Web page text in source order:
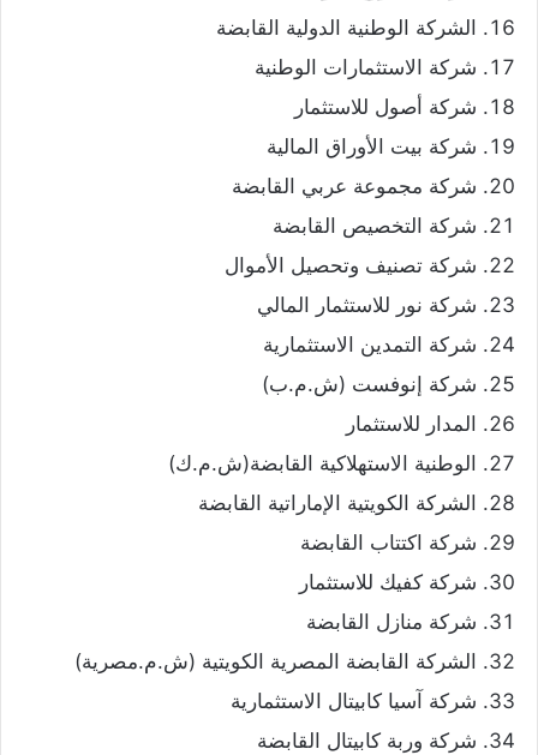
الشركة الوطنية الدولية القابضة
شركة الاستثمارات الوطنية
شركة أصول للاستثمار
شركة بيت الأوراق المالية
شركة مجموعة عربي القابضة
شركة التخصيص القابضة
شركة تصنيف وتحصيل الأموال
شركة نور للاستثمار المالي
شركة التمدين الاستثمارية
شركة إنوفست (ش.م.ب)
المدار للاستثمار
الوطنية الاستهلاكية القابضة(ش.م.ك)
الشركة الكويتية الإماراتية القابضة
شركة اكتتاب القابضة
شركة كفيك للاستثمار
شركة منازل القابضة
الشركة القابضة المصرية الكويتية (ش.م.مصرية)
شركة آسيا كابيتال الاستثمارية
شركة وربة كابيتال القابضة